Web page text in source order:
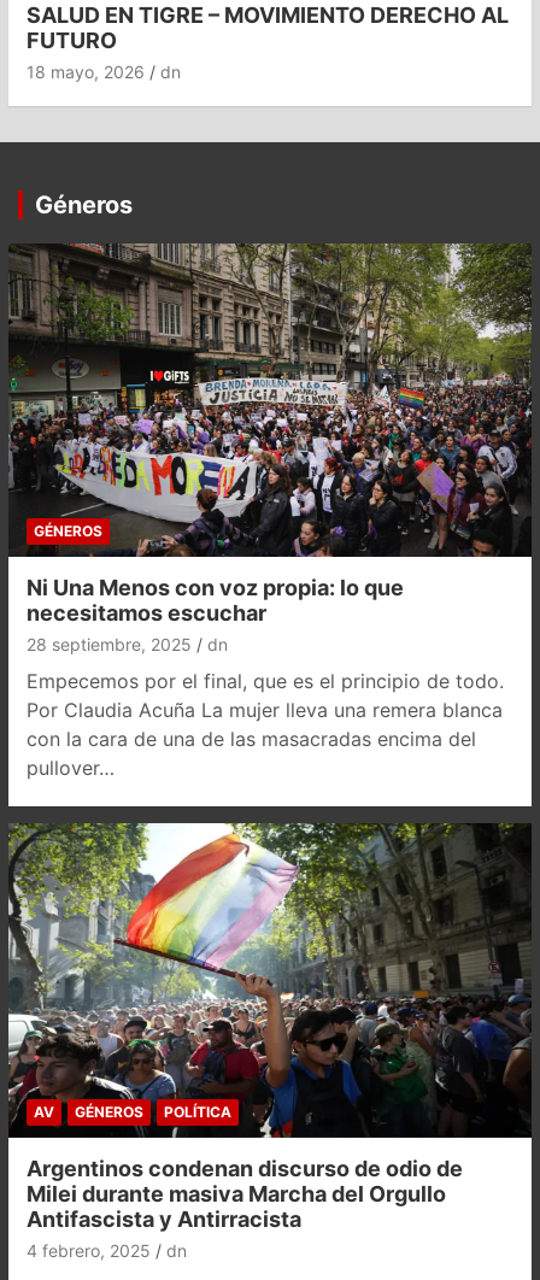
SALUD EN TIGRE – MOVIMIENTO DERECHO AL
FUTURO
18 mayo, 2026 dn
Géneros
GÉNEROS
Ni Una Menos con voz propia: lo que
necesitamos escuchar
28 septiembre, 2025 dn
Empecemos por el final, que es el principio de todo.
Por Claudia Acuña La mujer lleva una remera blanca
con la cara de una de las masacradas encima del
pullover…
AV GÉNEROS POLÍTICA
Argentinos condenan discurso de odio de
Milei durante masiva Marcha del Orgullo
Antifascista y Antirracista
4 febrero, 2025 dn